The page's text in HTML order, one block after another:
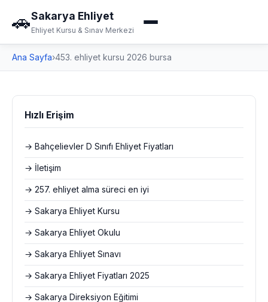
🚗Sakarya Ehliyet
Ehliyet Kursu & Sınav Merkezi
Ana Sayfa›453. ehliyet kursu 2026 bursa
Hızlı Erişim
→ Bahçelievler D Sınıfı Ehliyet Fiyatları
→ İletişim
→ 257. ehliyet alma süreci en iyi
→ Sakarya Ehliyet Kursu
→ Sakarya Ehliyet Okulu
→ Sakarya Ehliyet Sınavı
→ Sakarya Ehliyet Fiyatları 2025
→ Sakarya Direksiyon Eğitimi